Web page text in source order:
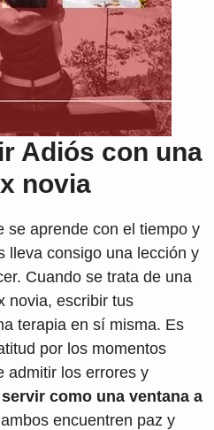
Adiós con una
novia
se aprende con el tiempo y
lleva consigo una lección y
Cuando se trata de una
novia, escribir tus
terapia en sí misma. Es
por los momentos
admitir los errores y
como una ventana a
encuentren paz y